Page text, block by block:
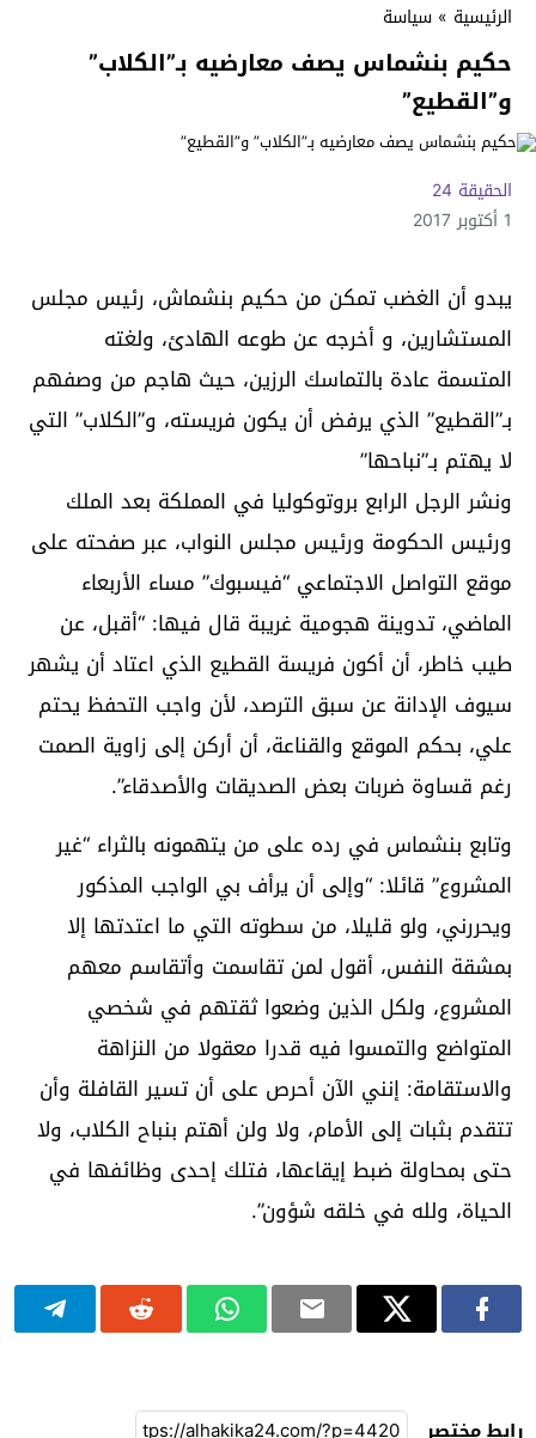
الرئيسية » سياسة
حكيم بنشماس يصف معارضيه بـ”الكلاب”
و”القطيع”
الحقيقة 24
1 أكتوبر 2017
يبدو أن الغضب تمكن من حكيم بنشماش، رئيس مجلس
المستشارين، و أخرجه عن طوعه الهادئ، ولغته
المتسمة عادة بالتماسك الرزين، حيث هاجم من وصفهم
بـ”القطيع” الذي يرفض أن يكون فريسته، و”الكلاب” التي
لا يهتم بـ”نباحها”
ونشر الرجل الرابع بروتوكوليا في المملكة بعد الملك
ورئيس الحكومة ورئيس مجلس النواب، عبر صفحته على
موقع التواصل الاجتماعي “فيسبوك” مساء الأربعاء
الماضي، تدوينة هجومية غريبة قال فيها: “أقبل، عن
طيب خاطر، أن أكون فريسة القطيع الذي اعتاد أن يشهر
سيوف الإدانة عن سبق الترصد، لأن واجب التحفظ يحتم
علي، بحكم الموقع والقناعة، أن أركن إلى زاوية الصمت
رغم قساوة ضربات بعض الصديقات والأصدقاء”.
وتابع بنشماس في رده على من يتهمونه بالثراء “غير
المشروع” قائلا: “وإلى أن يرأف بي الواجب المذكور
ويحررني، ولو قليلا، من سطوته التي ما اعتدتها إلا
بمشقة النفس، أقول لمن تقاسمت وأتقاسم معهم
المشروع، ولكل الذين وضعوا ثقتهم في شخصي
المتواضع والتمسوا فيه قدرا معقولا من النزاهة
والاستقامة: إنني الآن أحرص على أن تسير القافلة وأن
تتقدم بثبات إلى الأمام، ولا ولن أهتم بنباح الكلاب، ولا
حتى بمحاولة ضبط إيقاعها، فتلك إحدى وظائفها في
الحياة، ولله في خلقه شؤون”.
رابط مختصر